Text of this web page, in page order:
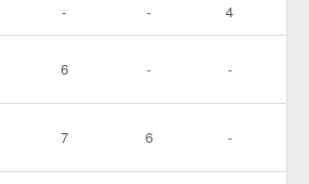
- - 4
6 - -
7 6 -